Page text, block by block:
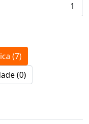
1
(7)
(0)